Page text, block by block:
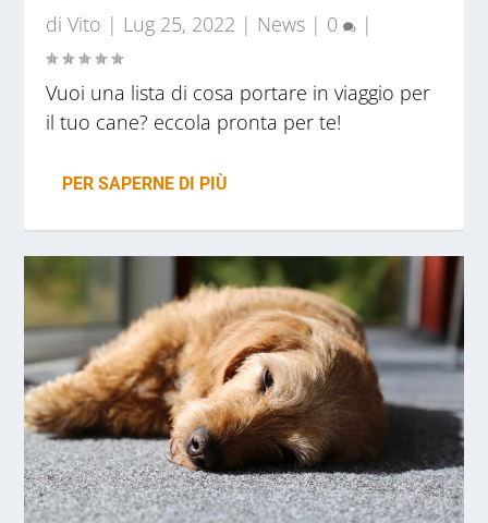
diVito | Lug 25, 2022 | News | 0 |
Vuoi una lista di cosa portare in viaggio per
il tuo cane? eccola pronta per te!
PER SAPERNE DI PIÙ